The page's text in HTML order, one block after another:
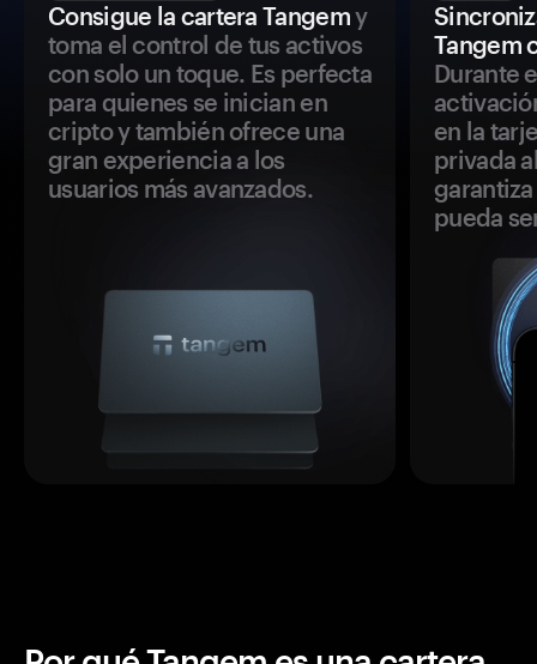
Consigue la cartera Tangemy
toma el control de tus activos
con solo un toque. Es perfecta
para quienes se inician en
cripto y también ofrece una
gran experiencia a los
usuarios más avanzados.
Tangem
Durante
en la
privada
pueda